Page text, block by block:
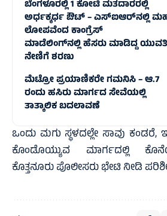
ಬೆಂಗಳೂರಲ್ಲಿ 1 ಕೋಟಿ ಮತದಾರರಲ್ಲಿ
ಅರ್ಧಕ್ಕರ್ಧ ಔಟ್ – ಎಸ್‌ಐಆರ್‌ನಲ್ಲಿ
ಲೋಪವೆಂದ ಕಾಂಗ್ರೆಸ್
ಮಾಡೆಲಿಂಗ್‌ನಲ್ಲಿ ಹೆಸರು ಮಾಡಿದ್ದ ಯುವತಿ
ನೇಣಿಗೆ ಶರಣು
ಮೆಟ್ರೋ ಪ್ರಯಾಣಿಕರೇ ಗಮನಿಸಿ – ಆ.7
ರಂದು ಹಸಿರು ಮಾರ್ಗದ ಸೇವೆಯಲ್ಲಿ
ತಾತ್ಕಾಲಿಕ ಬದಲಾವಣೆ
ಒಂದು ಮಗು ಸ್ಥಳದಲ್ಲೇ ಸಾವು ಕಂಡರೆ,
ಕೊಂಡೊಯ್ಯುವ ಮಾರ್ಗದಲ್ಲಿ
ಕೊತ್ತನೂರು ಪೊಲೀಸರು ಭೇಟಿ ನೀಡಿ